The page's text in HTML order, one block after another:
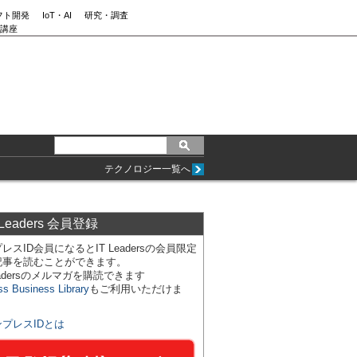
ト開発 IoT・AI
研究・調査
座
テクノロジー一覧へ
会員登録
スID会員になるとIT Leadersの会員限定
を読むことができます。
のメルマガを購読できます
Business Libraryもご利用いただけま
プレスIDとは